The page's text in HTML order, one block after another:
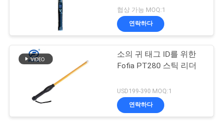
협상 가능 MOQ:1
연락하다
소의 귀 태그 ID를 위한
Fofia PT280 스틱 리더
USD199-390 MOQ:1
연락하다